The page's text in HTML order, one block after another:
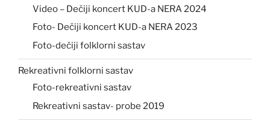
Video – Dečiji koncert KUD-a NERA 2024
Foto- Dečiji koncert KUD-a NERA 2023
Foto-dečiji folklorni sastav
Rekreativni folklorni sastav
Foto-rekreativni sastav
Rekreativni sastav- probe 2019